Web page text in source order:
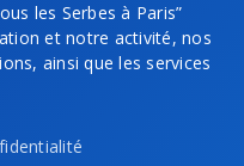
les Serbes à Paris”
et notre activité, nos
ainsi que les services